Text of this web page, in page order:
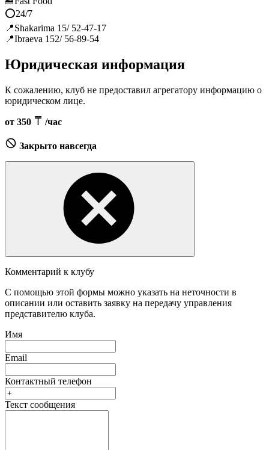
⭕️24/7
📍Shakarima 15/ 52-47-17
📍Ibraeva 152/ 56-89-54
Юридическая информация
К сожалению, клуб не предоставил агрегатору информацию о
юридическом лице.
от 350 /час
Закрыто навсегда
Комментарий к клубу
С помощью этой формы можно указать на неточности в
описании или оставить заявку на передачу управления
представителю клуба.
Имя
Email
Контактный телефон
Текст сообщения